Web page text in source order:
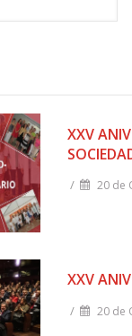
XXV
/ 20 de
XXV
/ 20 de